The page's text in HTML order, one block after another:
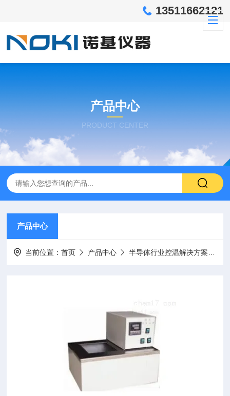
13511662121
产品中心
PRODUCT CENTER
产品中心
当前位置：首页 产品中心 半导体行业控温解决方案